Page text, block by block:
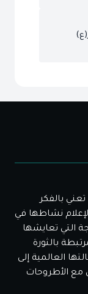
بالفكر
نشاطها في
التي تعايشها
بالثورة
العالمية إلى
مع الأطروحات